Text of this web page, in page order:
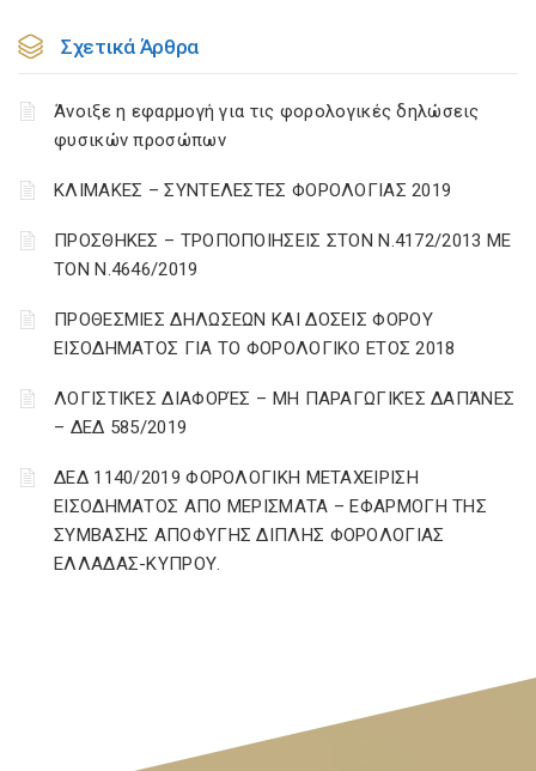
Σχετικά Άρθρα
Άνοιξε η εφαρμογή για τις φορολογικές δηλώσεις
φυσικών προσώπων
ΚΛΙΜΑΚΕΣ – ΣΥΝΤΕΛΕΣΤΕΣ ΦΟΡΟΛΟΓΙΑΣ 2019
ΠΡΟΣΘΗΚΕΣ – ΤΡΟΠΟΠΟΙΗΣΕΙΣ ΣΤΟΝ Ν.4172/2013 ΜΕ
ΤΟΝ Ν.4646/2019
ΠΡΟΘΕΣΜΙΕΣ ΔΗΛΩΣΕΩΝ ΚΑΙ ΔΟΣΕΙΣ ΦΟΡΟΥ
ΕΙΣΟΔΗΜΑΤΟΣ ΓΙΑ ΤΟ ΦΟΡΟΛΟΓΙΚΟ ΕΤΟΣ 2018
ΛΟΓΙΣΤΙΚΈΣ ΔΙΑΦΟΡΈΣ – ΜΗ ΠΑΡΑΓΩΓΙΚΈΣ ΔΑΠΆΝΕΣ
– ΔΕΔ 585/2019
ΔΕΔ 1140/2019 ΦΟΡΟΛΟΓΙΚΗ ΜΕΤΑΧΕΙΡΙΣΗ
ΕΙΣΟΔΗΜΑΤΟΣ ΑΠΟ ΜΕΡΙΣΜΑΤΑ – ΕΦΑΡΜΟΓΗ ΤΗΣ
ΣΥΜΒΑΣΗΣ ΑΠΟΦΥΓΗΣ ΔΙΠΛΗΣ ΦΟΡΟΛΟΓΙΑΣ
ΕΛΛΑΔΑΣ-ΚΥΠΡΟΥ.